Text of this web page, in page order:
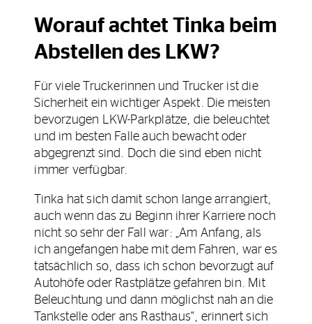
Worauf achtet Tinka beim
Abstellen des LKW?
Für viele Truckerinnen und Trucker ist die
Sicherheit ein wichtiger Aspekt. Die meisten
bevorzugen LKW-Parkplätze, die beleuchtet
und im besten Falle auch bewacht oder
abgegrenzt sind. Doch die sind eben nicht
immer verfügbar.
Tinka hat sich damit schon lange arrangiert,
auch wenn das zu Beginn ihrer Karriere noch
nicht so sehr der Fall war: „Am Anfang, als
ich angefangen habe mit dem Fahren, war es
tatsächlich so, dass ich schon bevorzugt auf
Autohöfe oder Rastplätze gefahren bin. Mit
Beleuchtung und dann möglichst nah an die
Tankstelle oder ans Rasthaus“, erinnert sich